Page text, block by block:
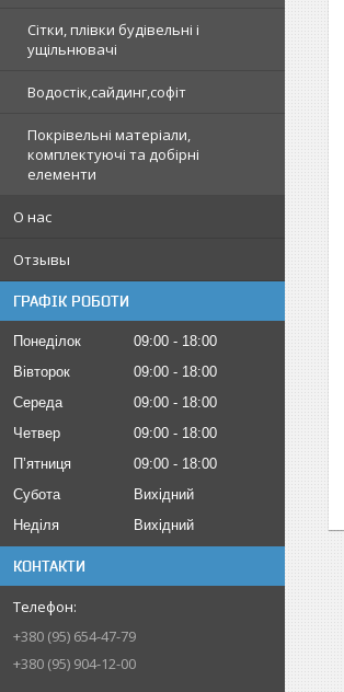
Сітки, плівки будівельні і
ущільнювачі
Водостік,сайдинг,софіт
Покрівельні матеріали,
комплектуючі та добірні
елементи
О нас
Отзывы
ГРАФІК РОБОТИ
Понеділок 09:00
18:00
Вівторок
09:00
18:00
Середа
09:00
18:00
Четвер
09:00
18:00
Пʼятниця
09:00
18:00
Субота
Вихідний
Неділя
Вихідний
КОНТАКТИ
+380 (95) 654-47-79
+380 (95) 904-12-00